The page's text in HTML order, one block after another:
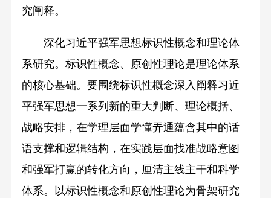
究阐释。
深化习近平强军思想标识性概念和理论体
系研究。标识性概念、原创性理论是理论体系
的核心基础。要围绕标识性概念深入阐释习近
平强军思想一系列新的重大判断、理论概括、
战略安排，在学理层面学懂弄通蕴含其中的话
语支撑和逻辑结构，在实践层面找准战略意图
和强军打赢的转化方向，厘清主线主干和科学
体系。以标识性概念和原创性理论为骨架研究